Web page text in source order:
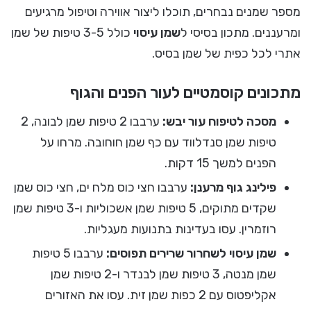
מספר שמנים נבחרים, תוכלו ליצור אווירה וטיפול מרגיעים
ומרעננים. מתכון בסיסי לשמן עיסוי
כולל 3-5 טיפות של שמן
אתרי לכל כפית של שמן בסיס.
מתכונים קוסמטיים לעור הפנים והגוף
מסכה לטיפוח עור יבש:
ערבבו 2 טיפות שמן לבונה, 2
טיפות שמן סנדלווד עם כף שמן חוחובה. מרחו על
הפנים למשך 15 דקות.
פילינג גוף מרענן: ערבבו חצי כוס מלח ים, חצי כוס שמן
שקדים מתוקים, 5 טיפות שמן אשכוליות ו-3 טיפות שמן
רוזמרין. עסו בעדינות בתנועות מעגליות.
שמן עיסוי לשחרור שרירים תפוסים:
ערבבו 5 טיפות
שמן מנטה, 3 טיפות שמן לבנדר ו-2 טיפות שמן
אקליפטוס עם 2 כפות שמן זית. עסו את האזורים